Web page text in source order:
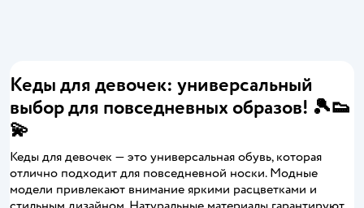
Кеды для девочек: универсальный
выбор для повседневных образов! 🎾👟
💫
Кеды для девочек — это универсальная обувь, которая
отлично подходит для повседневной носки. Модные
модели привлекают внимание яркими расцветками и